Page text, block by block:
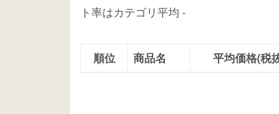
ト率はカテゴリ平均 -
順位 商品名 平均価格(税